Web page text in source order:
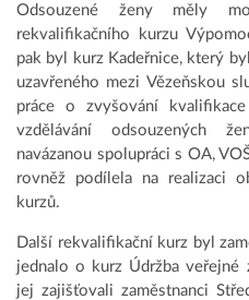
Odsouzené ženy měly
rekvalifikačního kurzu
pak byl kurz Kadeřnice, který
uzavřeného mezi Vězeňskou
práce o zvyšování
vzdělávání odsouzených
navázanou spolupráci s OA,
rovněž podílela na realizaci
kurzů.
Další rekvalifikační kurz byl
jednalo o kurz Údržba veřejné
jej zajišťovali zaměstnanci